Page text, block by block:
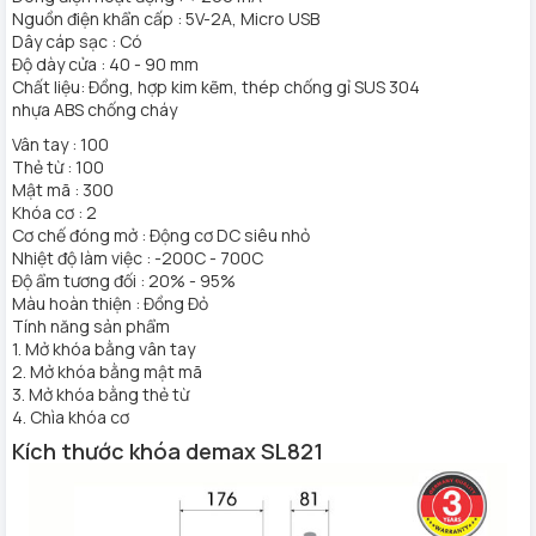
Nguồn điện khẩn cấp : 5V-2A, Micro USB
Dây cáp sạc : Có
Độ dày cửa : 40 - 90 mm
Chất liệu: Đồng, hợp kim kẽm, thép chống gỉ SUS 304
nhựa ABS chống cháy
Vân tay : 100
Thẻ từ : 100
Mật mã : 300
Khóa cơ : 2
Cơ chế đóng mở : Động cơ DC siêu nhỏ
Nhiệt độ làm việc : -200C - 700C
Độ ẩm tương đối : 20% - 95%
Màu hoàn thiện : Đồng Đỏ
Tính năng sản phẩm
1. Mở khóa bằng vân tay
2. Mở khóa bằng mật mã
3. Mở khóa bằng thẻ từ
4. Chìa khóa cơ
Kích thước khóa demax SL821